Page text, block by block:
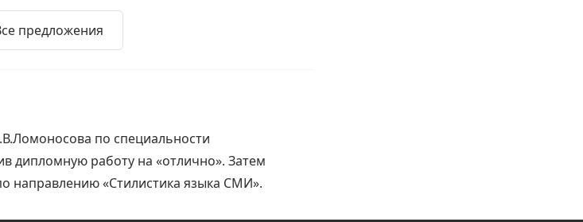
предложения
по специальности
дипломную работу на «отлично». Затем
направлению «Стилистика языка СМИ».